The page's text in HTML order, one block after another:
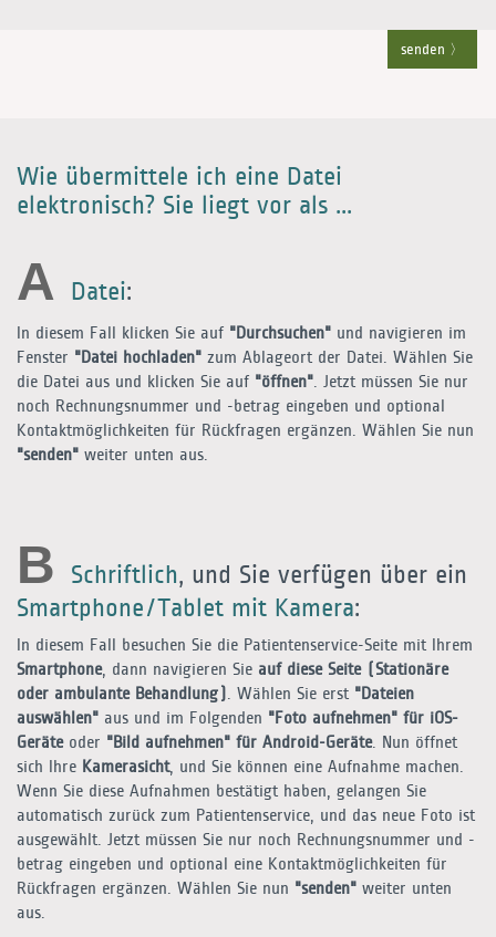
senden
Wie übermittele ich eine Datei
elektronisch? Sie liegt vor als ...
A Datei:
In diesem Fall klicken Sie auf "Durchsuchen" und navigieren im
Fenster "Datei hochladen" zum Ablageort der Datei. Wählen Sie
die Datei aus und klicken Sie auf "öffnen". Jetzt müssen Sie nur
noch Rechnungsnummer und -betrag eingeben und optional
Kontaktmöglichkeiten für Rückfragen ergänzen. Wählen Sie nun
"senden" weiter unten aus.
B Schriftlich, und Sie verfügen über ein
Smartphone/Tablet mit Kamera:
In diesem Fall besuchen Sie die Patientenservice-Seite mit Ihrem
Smartphone, dann navigieren Sie auf diese Seite (Stationäre
oder ambulante Behandlung) . Wählen Sie erst "Dateien
auswählen" aus und im Folgenden "Foto aufnehmen" für iOS-
Geräteoder "Bild aufnehmen" für Android-Geräte. Nun öffnet
sich Ihre Kamerasicht, und Sie können eine Aufnahme machen.
Wenn Sie diese Aufnahmen bestätigt haben, gelangen Sie
automatisch zurück zum Patientenservice, und das neue Foto ist
ausgewählt. Jetzt müssen Sie nur noch Rechnungsnummer und -
betrag eingeben und optional eine Kontaktmöglichkeiten für
Rückfragen ergänzen. Wählen Sie nun "senden" weiter unten
aus.